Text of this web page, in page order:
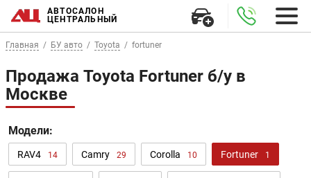
АВТОСАЛОН
ЦЕНТРАЛЬНЫЙ
Главная БУ авто Toyota fortuner
Продажа Toyota Fortuner б/у в
Москве
Модели:
RAV4 14 Camry 29 Corolla 10 Fortuner 1